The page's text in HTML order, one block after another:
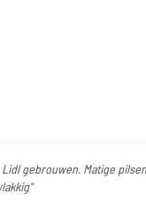
gebrouwen. Matige